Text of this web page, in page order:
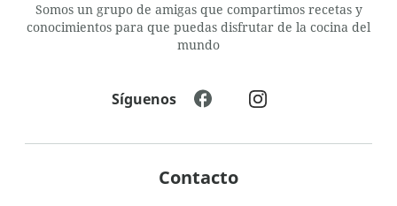
Somos un grupo de amigas que compartimos recetas y
conocimientos para que puedas disfrutar de la cocina del
mundo
Contacto
Síguenos